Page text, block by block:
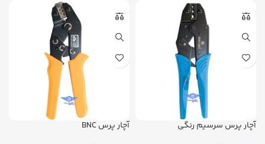
آچار پرس سرسیم رنگی
آچار پرس BNC